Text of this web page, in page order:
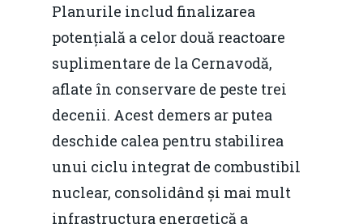
Planurile includ finalizarea
potențială a celor două reactoare
suplimentare de la Cernavodă,
aflate în conservare de peste trei
decenii. Acest demers ar putea
deschide calea pentru stabilirea
unui ciclu integrat de combustibil
nuclear, consolidând și mai mult
infrastructura energetică a